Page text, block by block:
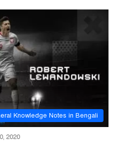
Knowledge Notes in Bengali
2020